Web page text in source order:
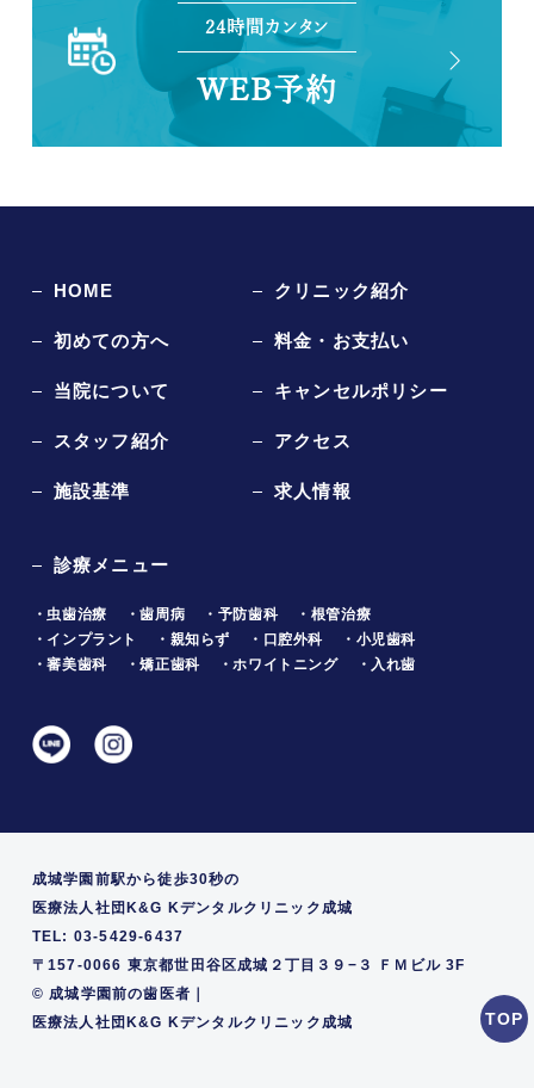
24時間カンタン
WEB予約
HOME
初めての方へ
当院について
スタッフ紹介
施設基準
クリニック紹介
料金・お支払い
キャンセルポリシー
アクセス
求人情報
診療メニュー
・虫歯治療 ・歯周病 ・予防歯科
・根管治療
・インプラント
・親知らず ・口腔外科
・小児歯科
・審美歯科
・矯正歯科 ・ホワイトニング ・入れ歯
成城学園前駅から徒歩30秒の
医療法人社団K&G Kデンタルクリニック成城
TEL: 03-5429-6437
〒157-0066 東京都世田谷区成城２丁目３９−３ ＦＭビル 3F
© 成城学園前の歯医者｜
医療法人社団K&G Kデンタルクリニック成城